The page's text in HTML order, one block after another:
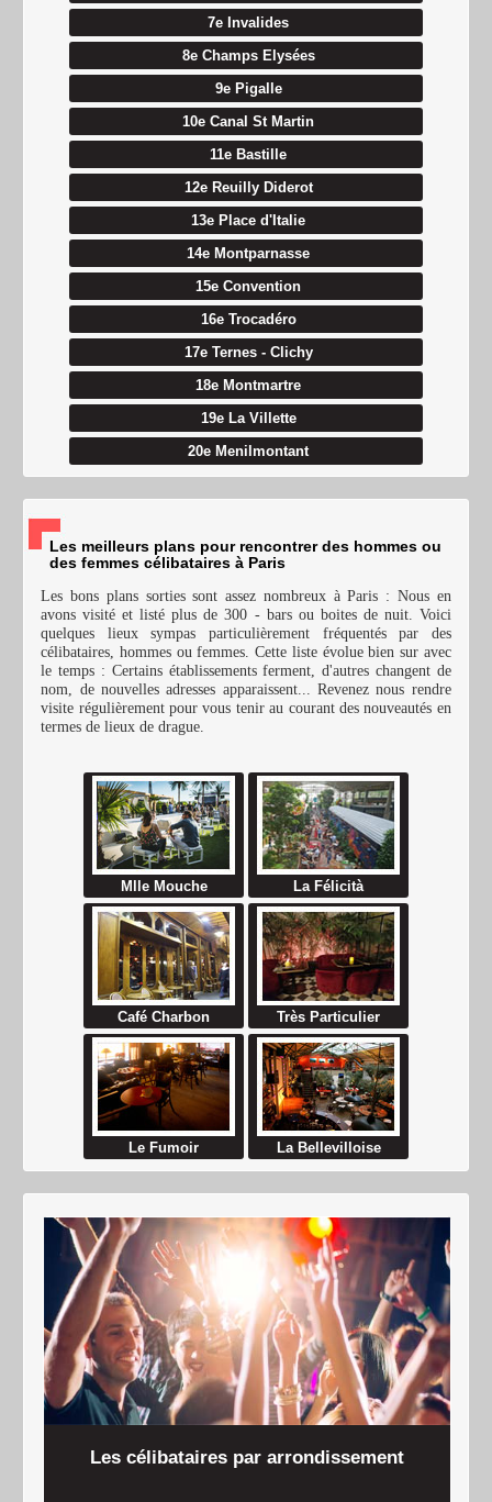
7e Invalides
8e Champs Elysées
9e Pigalle
10e Canal St Martin
11e Bastille
12e Reuilly Diderot
13e Place d'Italie
14e Montparnasse
15e Convention
16e Trocadéro
17e Ternes - Clichy
18e Montmartre
19e La Villette
20e Menilmontant
Les meilleurs plans pour rencontrer des hommes ou
des femmes célibataires à Paris
Les bons plans sorties sont assez nombreux à Paris : Nous en
avons visité et listé plus de 300 - bars ou boites de nuit. Voici
quelques lieux sympas particulièrement fréquentés par des
célibataires, hommes ou femmes. Cette liste évolue bien sur avec
le temps : Certains établissements ferment, d'autres changent de
nom, de nouvelles adresses apparaissent... Revenez nous rendre
visite régulièrement pour vous tenir au courant des nouveautés en
termes de lieux de drague.
Mlle Mouche La Félicità
Café Charbon Très Particulier
Le Fumoir La Bellevilloise
Les célibataires par arrondissement